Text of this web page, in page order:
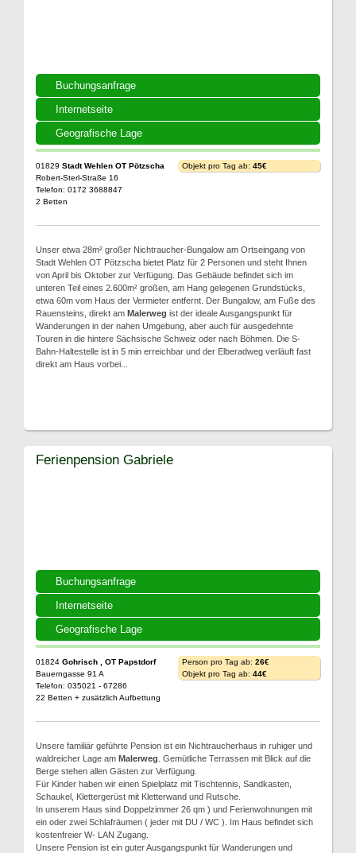
Buchungsanfrage
Internetseite
Geografische Lage
01829 Stadt Wehlen OT Pötzscha
Robert-Sterl-Straße 16
Telefon: 0172 3688847
2 Betten
Objekt pro Tag ab: 45€
Unser etwa 28m² großer Nichtraucher-Bungalow am Ortseingang von
Stadt Wehlen OT Pötzscha bietet Platz für 2 Personen und steht Ihnen
von April bis Oktober zur Verfügung. Das Gebäude befindet sich im
unteren Teil eines 2.600m² großen, am Hang gelegenen Grundstücks,
etwa 60m vom Haus der Vermieter entfernt. Der Bungalow, am Fuße des
Rauensteins, direkt am Malerweg ist der ideale Ausgangspunkt für
Wanderungen in der nahen Umgebung, aber auch für ausgedehnte
Touren in die hintere Sächsische Schweiz oder nach Böhmen. Die S-
Bahn-Haltestelle ist in 5 min erreichbar und der Elberadweg verläuft fast
direkt am Haus vorbei...
Buchungsanfrage
Internetseite
Geografische Lage
Ferienpension Gabriele
01824 Gohrisch , OT Papstdorf
Bauerngasse 91 A
Telefon: 035021 - 67286
22 Betten + zusätzlich Aufbettung
Person pro Tag ab: 26€
Objekt pro Tag ab: 44€
Unsere familiär geführte Pension ist ein Nichtraucherhaus in ruhiger und
waldreicher Lage am Malerweg . Gemütliche Terrassen mit Blick auf die
Berge stehen allen Gästen zur Verfügung.
Für Kinder haben wir einen Spielplatz mit Tischtennis, Sandkasten,
Schaukel, Klettergerüst mit Kletterwand und Rutsche.
In unserem Haus sind Doppelzimmer 26 qm ) und Ferienwohnungen mit
ein oder zwei Schlafräumen ( jeder mit DU / WC ). Im Haus befindet sich
kostenfreier W- LAN Zugang.
Unsere Pension ist ein guter Ausgangspunkt für Wanderungen und